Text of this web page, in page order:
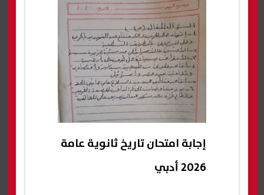
إجابة امتحان تاريخ ثانوية عامة
2026 أدبي